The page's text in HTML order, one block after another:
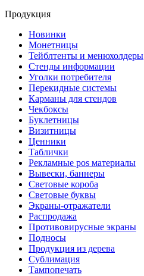
Продукция
Новинки
Монетницы
Тейблтенты и менюхолдеры
Стенды информации
Уголки потребителя
Перекидные системы
Карманы для стендов
Чекбоксы
Буклетницы
Визитницы
Ценники
Таблички
Рекламные pos материалы
Вывески, баннеры
Световые короба
Световые буквы
Экраны-отражатели
Распродажа
Противовирусные экраны
Подносы
Продукция из дерева
Сублимация
Тампопечать